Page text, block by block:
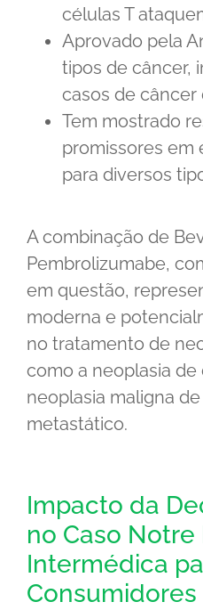
células T
Aprovado pela
tipos de câncer,
casos de
Tem mostrado
promissores em
para diversos
A combinação de
Pembrolizumabe,
em questão,
moderna e
no tratamento de
como a neoplasia
neoplasia maligna
metastático.
Impacto da
no Caso Notre
Intermédica
Consumidores